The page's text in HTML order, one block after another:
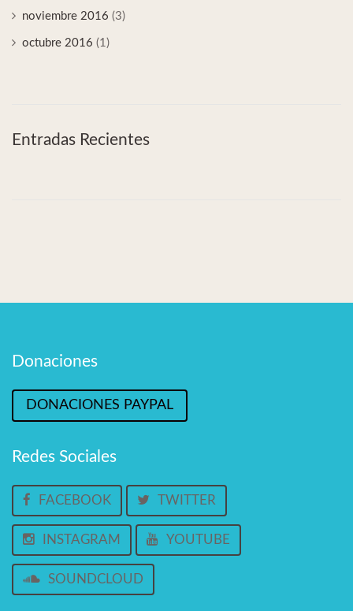
noviembre 2016 (3)
octubre 2016 (1)
Entradas Recientes
Donaciones
DONACIONES PAYPAL
Redes Sociales
FACEBOOK TWITTER
INSTAGRAM YOUTUBE
SOUNDCLOUD